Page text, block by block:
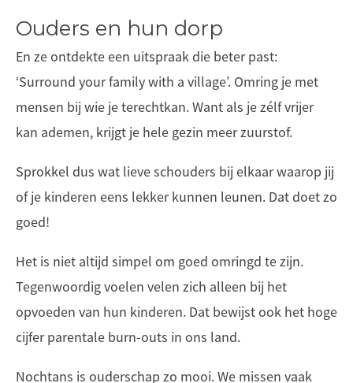
Ouders en hun dorp
En ze ontdekte een uitspraak die beter past:
‘Surround your family with a village’. Omring je met
mensen bij wie je terechtkan. Want als je zélf vrijer
kan ademen, krijgt je hele gezin meer zuurstof.
Sprokkel dus wat lieve schouders bij elkaar waarop jij
of je kinderen eens lekker kunnen leunen. Dat doet zo
goed!
Het is niet altijd simpel om goed omringd te zijn.
Tegenwoordig voelen velen zich alleen bij het
opvoeden van hun kinderen. Dat bewijst ook het hoge
cijfer parentale burn-outs in ons land.
Nochtans is ouderschap zo mooi. We missen vaak